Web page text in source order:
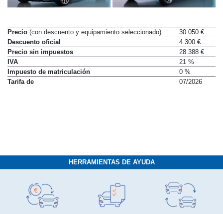
Precio (con descuento y equipamiento seleccionado)
30.050 €
Descuento oficial
4.300 €
Precio sin impuestos
28.388 €
IVA
21 %
Impuesto de matriculación
0 %
Tarifa de
07/2026
HERRAMIENTAS DE AYUDA